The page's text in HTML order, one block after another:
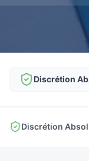
Discrétion
Discrétion